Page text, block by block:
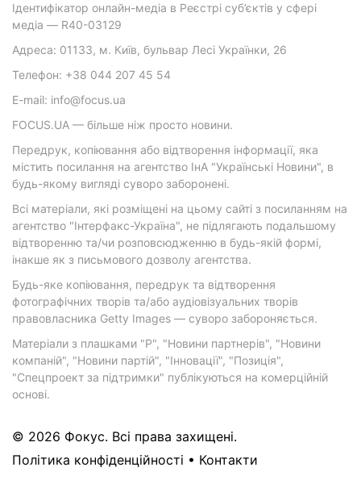
Ідентифікатор онлайн-медіа в Реєстрі суб’єктів у сфері
медіа — R40-03129
Адреса: 01133, м. Київ, бульвар Лесі Українки, 26
Телефон: +38 044 207 45 54
E-mail: info@focus.ua
FOCUS.UA — більше ніж просто новини.
Передрук, копіювання або відтворення інформації, яка
містить посилання на агентство ІнА "Українські Новини", в
будь-якому вигляді суворо заборонені.
Всі матеріали, які розміщені на цьому сайті з посиланням на
агентство "Інтерфакс-Україна", не підлягають подальшому
відтворенню та/чи розповсюдженню в будь-якій формі,
інакше як з письмового дозволу агентства.
Будь-яке копіювання, передрук та відтворення
фотографічних творів та/або аудіовізуальних творів
правовласника Getty Images — суворо забороняється.
Матеріали з плашками "Р", "Новини партнерів", "Новини
компаній", "Новини партій", "Інновації", "Позиція",
"Спецпроект за підтримки" публікуються на комерційній
основі.
© 2026 Фокус. Всі права захищені.
Політика конфіденційності • Контакти